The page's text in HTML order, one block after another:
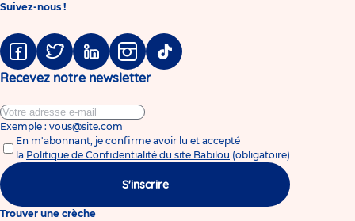
Suivez-nous !
FacebookTwitter LinkedinInstagramTiktok
Recevez notre newsletter
Exemple : vous@site.com
En m'abonnant, je confirme avoir lu et accepté
la Politique de Confidentialité du site Babilou (obligatoire)
S'inscrire
Trouver une crèche